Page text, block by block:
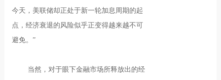
今天，美联储却正处于新一轮加息周期的起
点，经济衰退的风险似乎正变得越来越不可
避免。”
当然，对于眼下金融市场所释放出的经